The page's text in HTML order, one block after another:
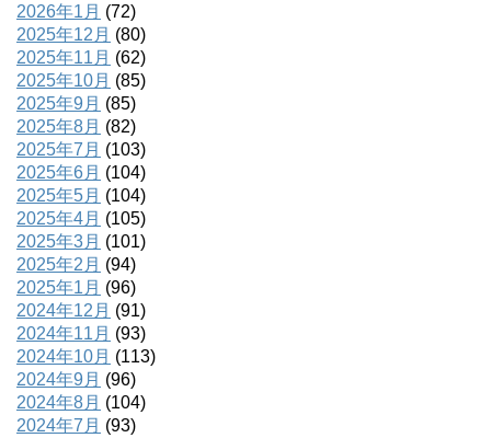
2026年1月 (72)
2025年12月 (80)
2025年11月 (62)
2025年10月 (85)
2025年9月 (85)
2025年8月 (82)
2025年7月 (103)
2025年6月 (104)
2025年5月 (104)
2025年4月 (105)
2025年3月 (101)
2025年2月 (94)
2025年1月 (96)
2024年12月 (91)
2024年11月 (93)
2024年10月 (113)
2024年9月 (96)
2024年8月 (104)
2024年7月 (93)